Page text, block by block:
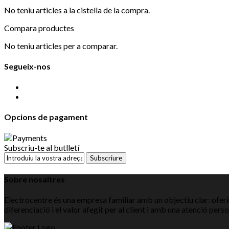
No teniu articles a la cistella de la compra.
Compara productes
No teniu articles per a comparar.
Segueix-nos
Opcions de pagament
Subscriu-te al butlletí
Subscriure
Sobre nosaltres
Electrocentre és una empresa familiar amb un objectiu clar:
diferenciació i el valor afegit per al client i amb una atenció